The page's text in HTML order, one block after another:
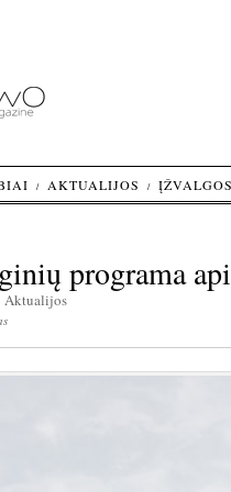
programa
Aktualijos
AKTUALIJOS ĮŽVALGOS